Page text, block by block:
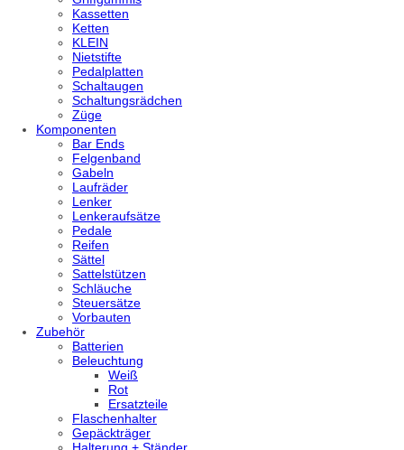
Kassetten
Ketten
KLEIN
Nietstifte
Pedalplatten
Schaltaugen
Schaltungsrädchen
Züge
Komponenten
Bar Ends
Felgenband
Gabeln
Laufräder
Lenker
Lenkeraufsätze
Pedale
Reifen
Sättel
Sattelstützen
Schläuche
Steuersätze
Vorbauten
Zubehör
Batterien
Beleuchtung
Weiß
Rot
Ersatzteile
Flaschenhalter
Gepäckträger